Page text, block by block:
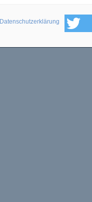
Datenschutzerklärung